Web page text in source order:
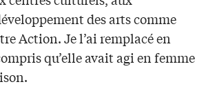
des arts comme
Action. Je l’ai remplacé en
qu’elle avait agi en femme